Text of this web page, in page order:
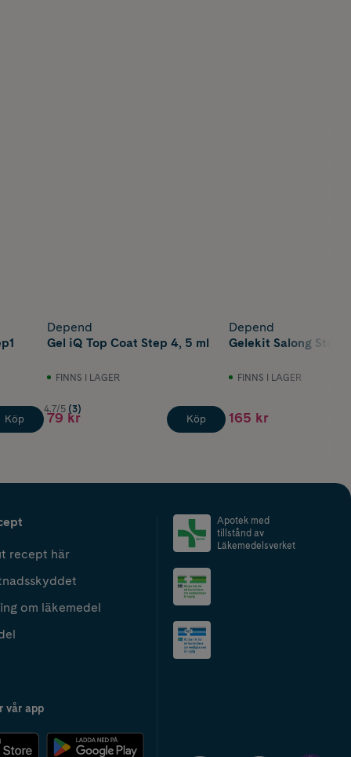
Köp
Depend
Gel iQ Top Coat Step 4, 5 ml
FINNS I LAGER
4.7/5 (3)
79 kr Köp
Depend
Gelekit Salong
FINNS I LAGER
165 kr
recept här
om läkemedel
vår app
Apotek med
tillstånd av
Läkemedelsverket